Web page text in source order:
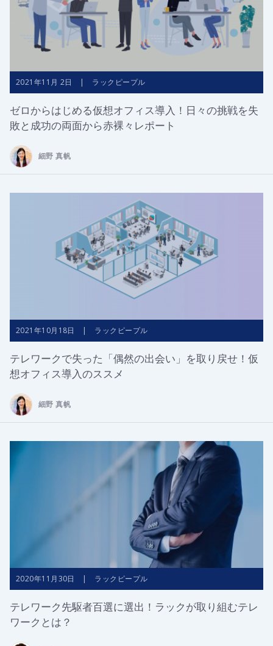
2021年11月 2日 | ラックピープル
ゼロからはじめる仮想オフィス導入！日々の挑戦を失
敗と成功の両面から赤裸々レポート
細野 真帆
2021年10月18日 | ラックピープル
テレワークで失った「偶然の出会い」を取り戻せ！仮
想オフィス導入のススメ
細野 真帆
2020年11月30日 | ラックピープル
テレワーク先駆者百選に選出！ラックが取り組むテレ
ワークとは？